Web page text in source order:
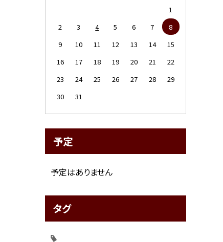
1
2
3 4 5 6 7
8
9
10 11 12 13 14
15
16
17 18 19 20 21
22
23
24 25 26 27 28
29
30
31
予定
予定はありません
タグ